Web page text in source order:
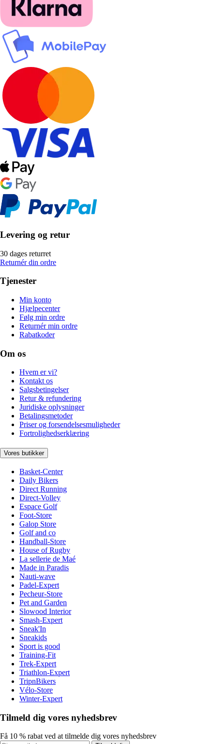
Levering og retur
30 dages returret
Returnér din ordre
Tjenester
Min konto
Hjælpecenter
Følg min ordre
Returnér min ordre
Rabatkoder
Om os
Hvem er vi?
Kontakt os
Salgsbetingelser
Retur & refundering
Juridiske oplysninger
Betalingsmetoder
Priser og forsendelsesmuligheder
Fortrolighedserklæring
Vores butikker
Basket-Center
Daily Bikers
Direct Running
Direct-Volley
Espace Golf
Foot-Store
Galop Store
Golf and co
Handball-Store
House of Rugby
La sellerie de Maé
Made in Paradis
Nauti-wave
Padel-Expert
Pecheur-Store
Pet and Garden
Slowood Interior
Smash-Expert
Sneak'In
Sneakids
Sport is good
Training-Fit
Trek-Expert
Triathlon-Expert
TripnBikers
Vélo-Store
Winter-Expert
Tilmeld dig vores nyhedsbrev
Få 10 % rabat ved at tilmelde dig vores nyhedsbrev